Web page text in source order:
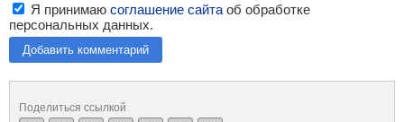
Я принимаю соглашение сайта об обработке
персональных данных.
Добавить комментарий
Поделиться ссылкой